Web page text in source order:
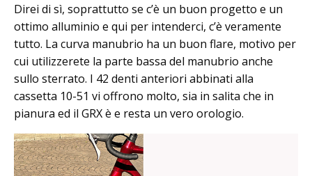
Direi di sì, soprattutto se c’è un buon progetto e un
ottimo alluminio e qui per intenderci, c’è veramente
tutto. La curva manubrio ha un buon flare, motivo per
cui utilizzerete la parte bassa del manubrio anche
sullo sterrato. I 42 denti anteriori abbinati alla
cassetta 10-51 vi offrono molto, sia in salita che in
pianura ed il GRX è e resta un vero orologio.